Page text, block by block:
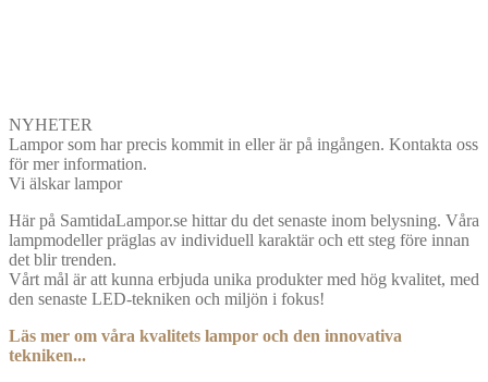
NYHETER
Lampor som har precis kommit in eller är på ingången. Kontakta oss
för mer information.
Vi älskar lampor
Här på SamtidaLampor.se hittar du det senaste inom belysning. Våra
lampmodeller präglas av individuell karaktär och ett steg före innan
det blir trenden.
Vårt mål är att kunna erbjuda unika produkter med hög kvalitet, med
den senaste LED-tekniken och miljön i fokus!
Läs mer om våra kvalitets lampor och den innovativa
tekniken...